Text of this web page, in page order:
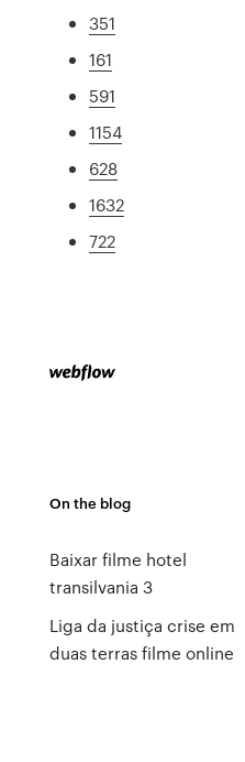
351
161
591
1154
628
1632
722
On the blog
Baixar filme hotel
transilvania 3
Liga da justiça crise em
duas terras filme online